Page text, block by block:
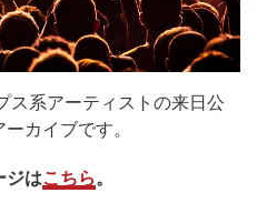
ス系アーティストの来日公
カイブです。
ジはこちら。